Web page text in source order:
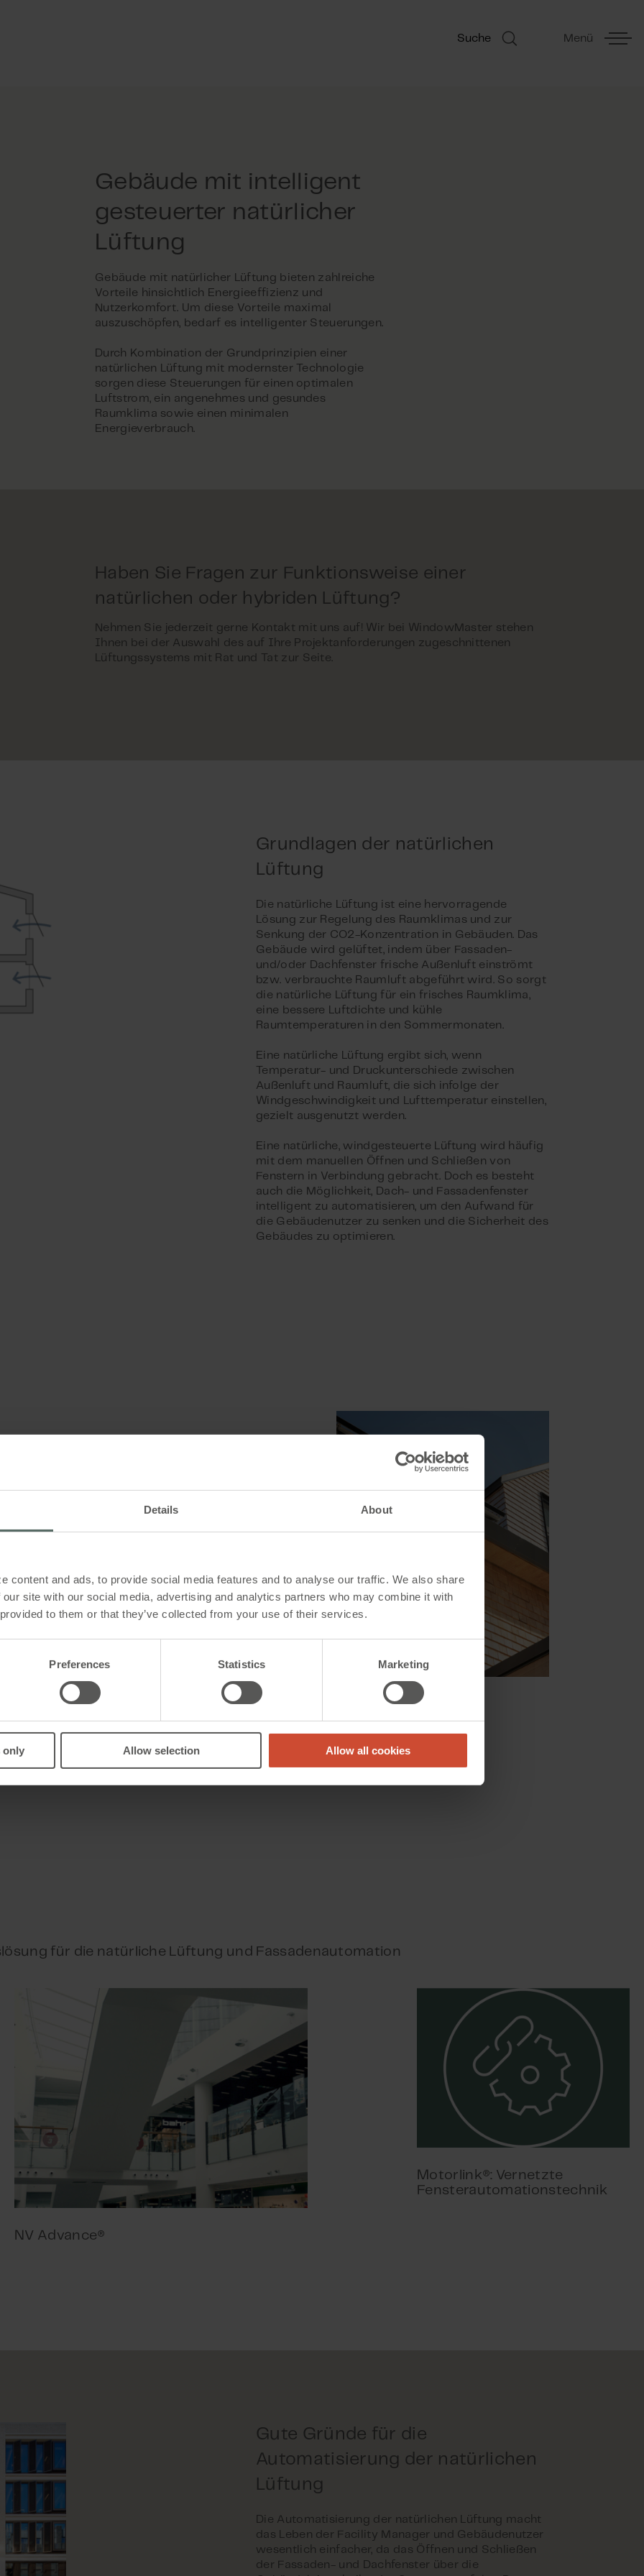
Details About
content and ads, to provide social media features and to analyse our traffic. We also share
site with our social media, advertising and analytics partners who may combine it with
to them or that they’ve collected from your use of their services.
Preferences Statistics Marketing
only Allow selection Allow all cookies
Suche Menü
Gebäude mit intelligent
gesteuerter natürlicher
Lüftung
Gebäude mit natürlicher Lüftung bieten zahlreiche
Vorteile hinsichtlich Energieeffizienz und
Nutzerkomfort. Um diese Vorteile maximal
auszuschöpfen, bedarf es intelligenter Steuerungen.
Durch Kombination der Grundprinzipien einer
natürlichen Lüftung mit modernster Technologie
sorgen diese Steuerungen für einen optimalen
Luftstrom, ein angenehmes und gesundes
Raumklima sowie einen minimalen
Energieverbrauch.
Haben Sie Fragen zur Funktionsweise einer
natürlichen oder hybriden Lüftung?
Nehmen Sie jederzeit gerne Kontakt mit uns auf! Wir bei WindowMaster stehen
Ihnen bei der Auswahl des auf Ihre Projektanforderungen zugeschnittenen
Lüftungssystems mit Rat und Tat zur Seite.
Grundlagen der natürlichen
Lüftung
Die natürliche Lüftung ist eine hervorragende
Lösung zur Regelung des Raumklimas und zur
Senkung der CO2-Konzentration in Gebäuden. Das
Gebäude wird gelüftet, indem über Fassaden-
und/oder Dachfenster frische Außenluft einströmt
bzw. verbrauchte Raumluft abgeführt wird. So sorgt
die natürliche Lüftung für ein frisches Raumklima,
eine bessere Luftdichte und kühle
Raumtemperaturen in den Sommermonaten.
Eine natürliche Lüftung ergibt sich, wenn
Temperatur- und Druckunterschiede zwischen
Außenluft und Raumluft, die sich infolge der
Windgeschwindigkeit und Lufttemperatur einstellen,
gezielt ausgenutzt werden.
Eine natürliche, windgesteuerte Lüftung wird häufig
mit dem manuellen Öffnen und Schließen von
Fenstern in Verbindung gebracht. Doch es besteht
auch die Möglichkeit, Dach- und Fassadenfenster
intelligent zu automatisieren, um den Aufwand für
die Gebäudenutzer zu senken und die Sicherheit des
Gebäudes zu optimieren.
manuelle
die
oder
eine
bei
Fenster
wirklich
für die natürliche Lüftung und Fassadenautomation
NV Advance®
Motorlink®: Vernetzte
Fensterautomationstechnik
Gute Gründe für die
Automatisierung der natürlichen
Lüftung
Die Automatisierung der natürlichen Lüftung macht
das Leben der Facility Manager und Gebäudenutzer
wesentlich einfacher, da das Öffnen und Schließen
der Fassaden- und Dachfenster über die